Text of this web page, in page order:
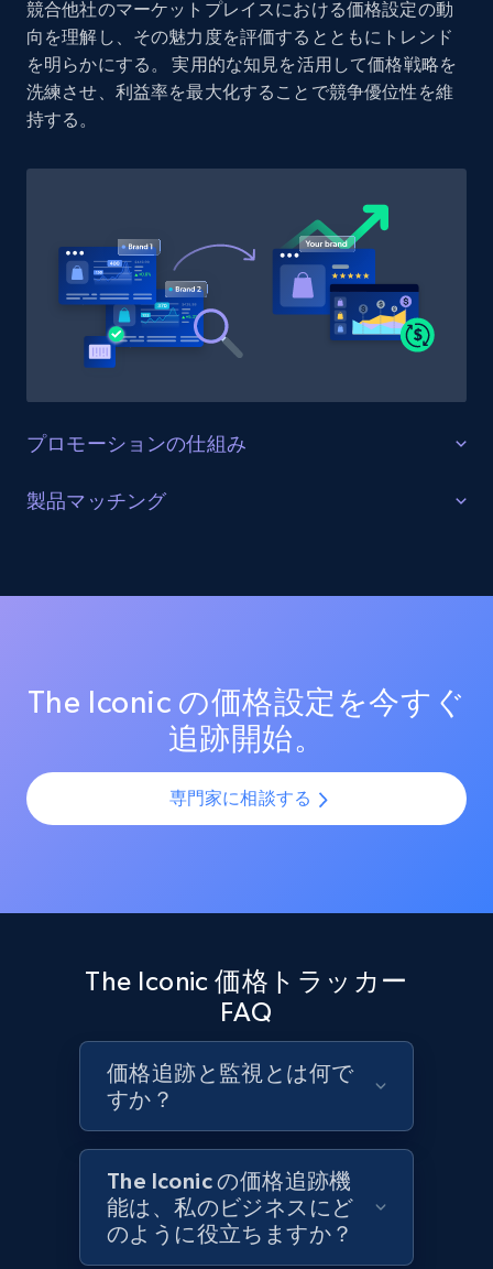
Reviews count shop, Reviews count item, Initial
price, and more.
1.9K+ 323+ 今すぐ始める
specified keywords
URL, Product id, Listing inventory id, Title, Rating,
Reviews count shop, Reviews count item, Initial
price, and more.
Etsy - Collects data from shop's URL
Amazon products search
Asin, URL, Name, Sponsored, Initial price, Final
price, Currency, Sold, and more.
URL, Product id, Title, Product description,
Rating, Reviews count, Initial price, Discount,
and more.
1.3K+
Target - Gather data on products using
specified keywords
競合他社のマーケットプレイスにおける価格設定の動
向を理解し、その魅力度を評価するとともにトレンド
を明らかにする。 実用的な知見を活用して価格戦略を
洗練させ、利益率を最大化することで競争優位性を維
持する。
プロモーションの仕組み
販売を最適化する
測定する。効果的なプロモーション戦術と新興トレン
製品マッチング
SKUやバリエーションを複数チャネルで最適化し、製品
トフォームで一貫性と正確性を確保します。
The Iconic の価格設定を今すぐ
追跡開始。
専門家に相談する
The Iconic 価格トラッカー
FAQ
価格追跡と監視とは何で
すか？
The Iconic の価格追跡機
能は、私のビジネスにど
のように役立ちますか？